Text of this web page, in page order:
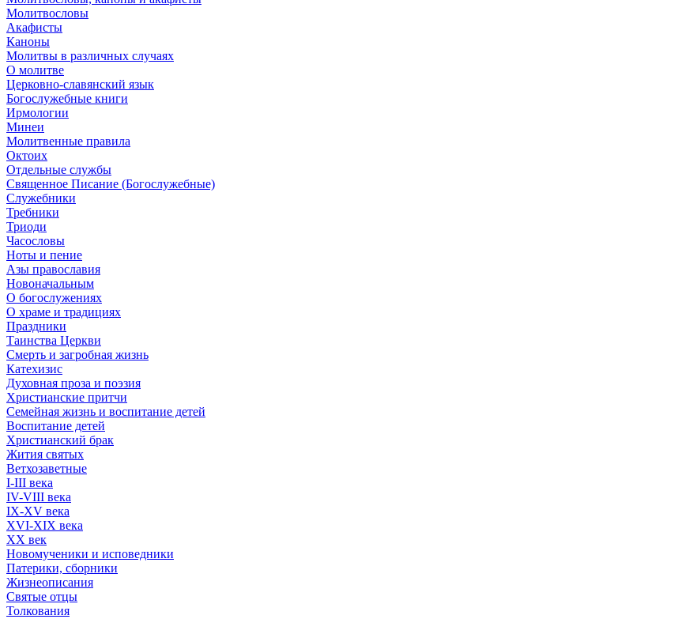
Молитвословы
Акафисты
Каноны
Молитвы в различных случаях
О молитве
Церковно-славянский язык
Богослужебные книги
Ирмологии
Минеи
Молитвенные правила
Октоих
Отдельные службы
Священное Писание (Богослужебные)
Служебники
Требники
Триоди
Часословы
Ноты и пение
Азы православия
Новоначальным
О богослужениях
О храме и традициях
Праздники
Таинства Церкви
Смерть и загробная жизнь
Катехизис
Духовная проза и поэзия
Христианские притчи
Семейная жизнь и воспитание детей
Воспитание детей
Христианский брак
Жития святых
Ветхозаветные
I-III века
IV-VIII века
IX-XV века
XVI-XIX века
XX век
Новомученики и исповедники
Патерики, сборники
Жизнеописания
Святые отцы
Толкования